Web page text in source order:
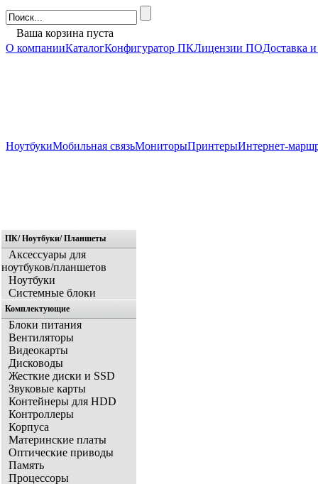
Ваша корзина пуста
О компанииКаталогКонфигуратор ПКЛицензии ПОДоставка
НоутбукиМобильная связьМониторыПринтерыИнтернет-
Главная
ПК/ Ноутбуки/ Планшеты
Аксессуары для
ноутбуков/планшетов
Ноутбуки
Системные блоки
Комплектующие
Блоки питания
Вентиляторы
Видеокарты
Дисководы
Жесткие диски и SSD
Звуковые карты
Контейнеры для HDD
Контроллеры
Корпуса
Материнские платы
Оптические приводы
Память
Процессоры